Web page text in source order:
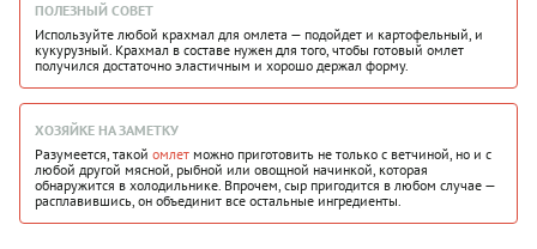
ПОЛЕЗНЫЙ СОВЕТ
Используйте любой крахмал для омлета — подойдет и картофельный, и
кукурузный. Крахмал в составе нужен для того, чтобы готовый омлет
получился достаточно эластичным и хорошо держал форму.
ХОЗЯЙКЕ НА ЗАМЕТКУ
Разумеется, такой омлет можно приготовить не только с ветчиной, но и с
любой другой мясной, рыбной или овощной начинкой, которая
обнаружится в холодильнике. Впрочем, сыр пригодится в любом случае —
расплавившись, он объединит все остальные ингредиенты.